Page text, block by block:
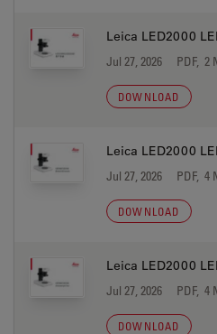
Leica LED2000
Jul 27, 2026 PDF, 2
DOWNLOAD
Leica LED2000
Jul 27, 2026 PDF, 4
DOWNLOAD
Leica LED2000
Jul 27, 2026 PDF, 4
DOWNLOAD